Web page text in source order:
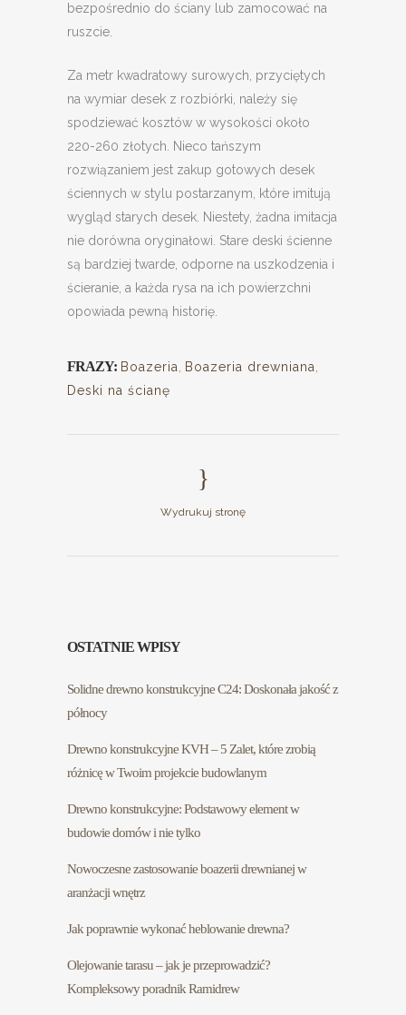
bezpośrednio do ściany lub zamocować na
ruszcie.
Za metr kwadratowy surowych, przyciętych
na wymiar desek z rozbiórki, należy się
spodziewać kosztów w wysokości około
220-260 złotych. Nieco tańszym
rozwiązaniem jest zakup gotowych desek
ściennych w stylu postarzanym, które imitują
wygląd starych desek. Niestety, żadna imitacja
nie dorówna oryginałowi. Stare deski ścienne
są bardziej twarde, odporne na uszkodzenia i
ścieranie, a każda rysa na ich powierzchni
opowiada pewną historię.
FRAZY: Boazeria Boazeria drewniana
Deski na ścianę
Wydrukuj stronę
OSTATNIE WPISY
Solidne drewno konstrukcyjne C24: Doskonała jakość z
północy
Drewno konstrukcyjne KVH – 5 Zalet, które zrobią
różnicę w Twoim projekcie budowlanym
Drewno konstrukcyjne: Podstawowy element w
budowie domów i nie tylko
Nowoczesne zastosowanie boazerii drewnianej w
aranżacji wnętrz
Jak poprawnie wykonać heblowanie drewna?
Olejowanie tarasu – jak je przeprowadzić?
Kompleksowy poradnik Ramidrew